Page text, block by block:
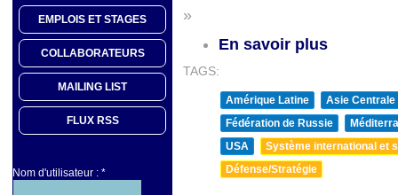
EMPLOIS ET STAGES
COLLABORATEURS
MAILING LIST
FLUX RSS
Nom d'utilisateur : *
»
En savoir plus
TAGS:
Amérique Latine
Asie Centrale
Fédération de Russie
USA
Système international et
Défense/Stratégie